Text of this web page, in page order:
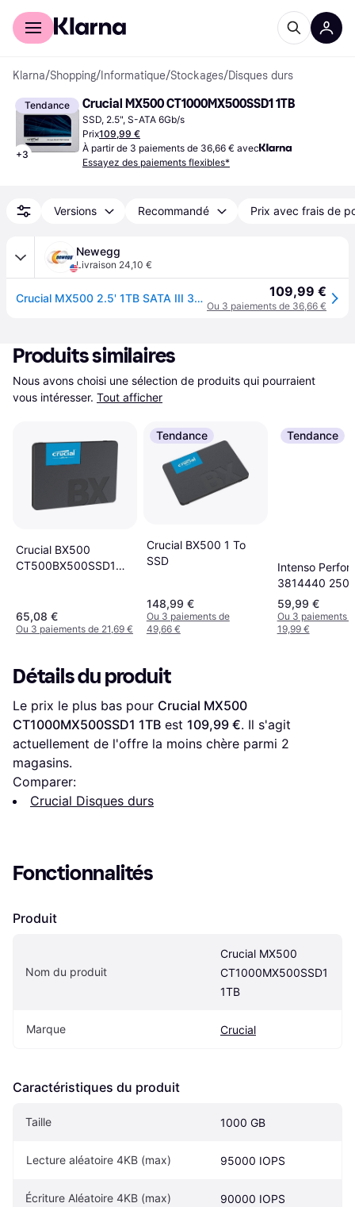
Acheter avec Klarna
Klarna/Shopping/ Informatique/Stockages/Disques durs
Tendance
+3
Crucial MX500 CT1000MX500SSD1 1TB
SSD, 2.5", S-ATA 6Gb/s
Prix109,99 €
À partir de 3 paiements de 36,66 € avec
Essayez des paiements flexibles*
Versions Recommandé Prix avec frais de
Newegg
Livraison 24,10 €
Crucial MX500 2.5' 1TB SATA III 3D NAND Internal Solid State Drive (SSD) CT1000MX500SSD1 109,99 €
Ou 3 paiements de 36,66 €
Produits similaires
Nous avons choisi une sélection de produits qui pourraient
vous intéresser. Tout afficher
Crucial BX500
CT500BX500SSD1
65,08 €
Ou 3 paiements de 21,69 €
Tendance
Crucial BX500 1 To
SSD
148,99 €
Ou 3 paiements de
49,66 €
Tendance
Intenso
3814440
59,99 €
Ou 3 paiements
19,99 €
Détails du produit
Le prix le plus bas pour Crucial MX500
CT1000MX500SSD1 1TB est 109,99 €. Il s'agit
actuellement de l'offre la moins chère parmi 2
magasins.
Comparer:
Crucial Disques durs
Fonctionnalités
Produit
Nom du produit
Crucial MX500
CT1000MX500SSD1
1TB
Marque Crucial
Caractéristiques du produit
Taille 1000 GB
Lecture aléatoire 4KB (max) 95000 IOPS
Écriture Aléatoire 4KB (max) 90000 IOPS